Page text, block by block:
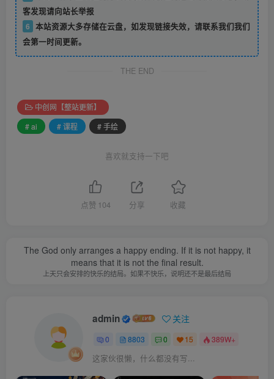
客发现请向站长举报
6 本站资源大多存储在云盘，如发现链接失效，请联系我们我们
会第一时间更新。
THE END
中创网【整站更新】
# ai
# 课程 # 手绘
喜欢就支持一下吧
点赞 104 分享 收藏
The God only arranges a happy ending. If it is not happy, it
means that it is not the final result.
上天只会安排的快乐的结局。如果不快乐，说明还不是最后结局
admin 关注
0 8803 0 15 389W+
这家伙很懒，什么都没有写...